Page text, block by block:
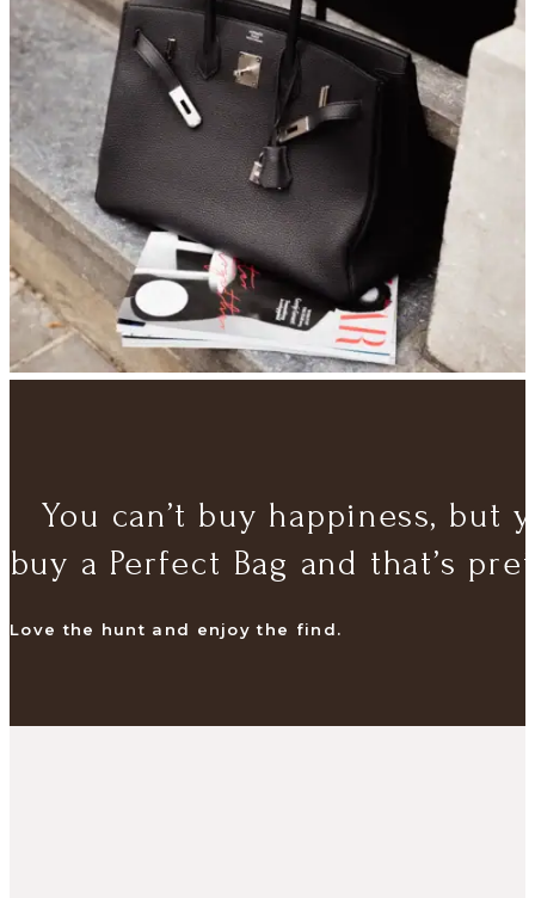
You can’t buy happiness, but
buy a Perfect Bag and that’s
Love the hunt and enjoy the find.